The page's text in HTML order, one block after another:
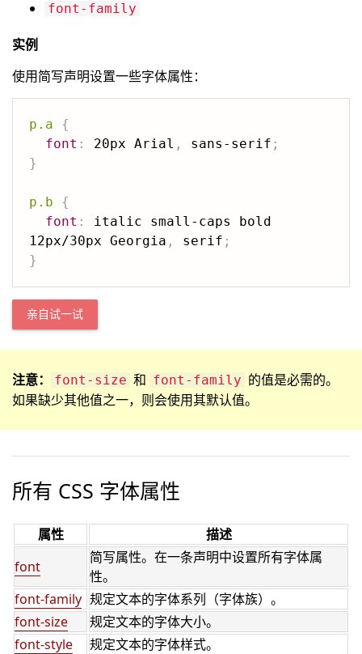
font-family
实例
使用简写声明设置一些字体属性：
p.a
{
font : 20px Arial , sans-serif ;
}
p.b
{
font :
italic small-caps bold
12px/30px Georgia , serif ;
}
亲自试一试
注意： font-size 和 font-family 的值是必需的。
如果缺少其他值之一，则会使用其默认值。
所有 CSS 字体属性
属性
描述
font
简写属性。在一条声明中设置所有字体属
性。
font-family 规定文本的字体系列（字体族）。
font-size
规定文本的字体大小。
font-style
规定文本的字体样式。